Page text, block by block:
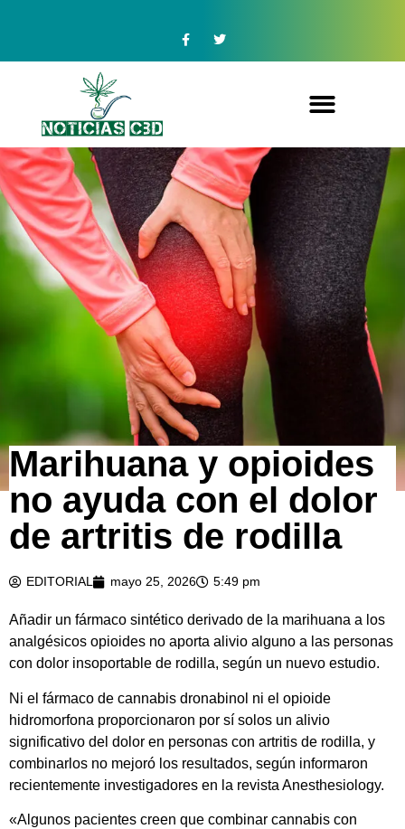
Marihuana y opioides
no ayuda con el dolor
de artritis de rodilla
EDITORIAL mayo 25, 2026 5:49 pm
Añadir un fármaco sintético derivado de la marihuana a los
analgésicos opioides no aporta alivio alguno a las personas
con dolor insoportable de rodilla, según un nuevo estudio.
Ni el fármaco de cannabis dronabinol ni el opioide
hidromorfona proporcionaron por sí solos un alivio
significativo del dolor en personas con artritis de rodilla, y
combinarlos no mejoró los resultados, según informaron
recientemente investigadores en la revista Anesthesiology.
«Algunos pacientes creen que combinar cannabis con